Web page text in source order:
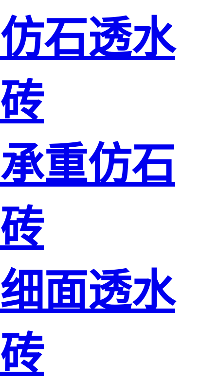
仿石透水
砖
承重仿石
砖
细面透水
砖